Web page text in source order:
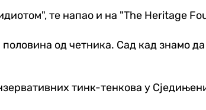
те напао и на "The Heritage
од четника. Сад кад знамо
тинк-тенкова у